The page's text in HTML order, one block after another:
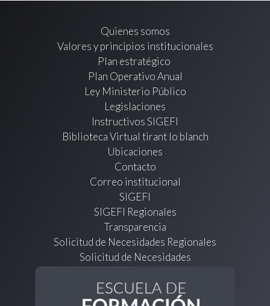
Quienes somos
Valores y principios institucionales
Plan estratégico
Plan Operativo Anual
Ley Ministerio Público
Legislaciones
Instructivos SIGEFI
Biblioteca Virtual tirant lo blanch
Ubicaciones
Contacto
Correo institucional
SIGEFI
SIGEFI Regionales
Transparencia
Solicitud de Necesidades Regionales
Solicitud de Necesidades